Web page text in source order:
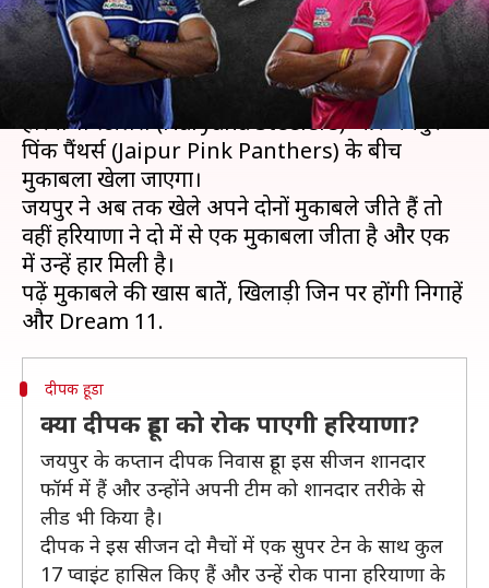
क्या है खबर?
प्रो कबड्डी लीग (Pro Kabaddi League) में आज
हरियाणा स्टीलर्स (Haryana Steelers) और जयपुर
पिंक पैंथर्स (Jaipur Pink Panthers) के बीच
मुकाबला खेला जाएगा।
जयपुर ने अब तक खेले अपने दोनों मुकाबले जीते हैं तो
वहीं हरियाणा ने दो में से एक मुकाबला जीता है और एक
में उन्हें हार मिली है।
पढ़ें मुकाबले की खास बातेें, खिलाड़ी जिन पर होंगी निगाहें
दीपक हूडा
क्या दीपक हूडा को रोक पाएगी हरियाणा?
जयपुर के कप्तान दीपक निवास हूडा इस सीजन शानदार
फॉर्म में हैं और उन्होंने अपनी टीम को शानदार तरीके से
लीड भी किया है।
दीपक ने इस सीजन दो मैचों में एक सुपर टेन के साथ कुल
17 प्वाइंट हासिल किए हैं और उन्हें रोक पाना हरियाणा के